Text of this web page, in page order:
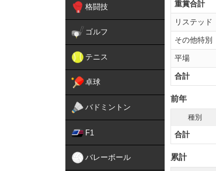
格闘技
ゴルフ
テニス
卓球
バドミントン
F1
バレーボール
重賞合計
リステッド
その他特別
平場
合計
前年
種別
合計
累計